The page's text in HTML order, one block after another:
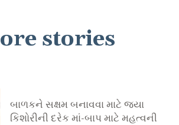
stories
બાળકને સક્ષમ બનાવવા માટે જયા
કિશોરીની દરેક માં-બાપ માટે મહત્વની